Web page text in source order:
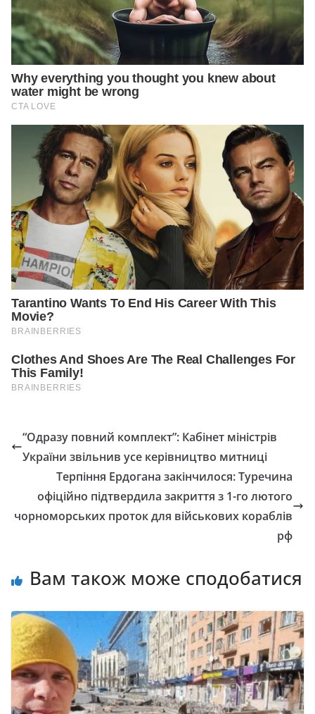
“Одразу повний комплект”: Кабінет міністрів
України звільнив усе керівництво митниці
Терпіння Ердогана закінчилося: Туречина
офіційно підтвердила закриття з 1-го лютого
чорноморських проток для військових кораблів
рф
Вам також може сподобатися